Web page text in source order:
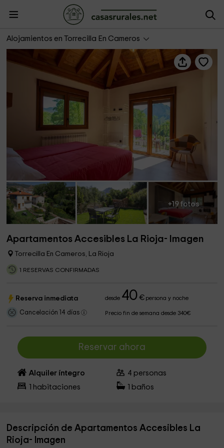
Alojamientos en Torrecilla En Cameros
Apartamentos Accesibles La Rioja- Imagen
+19 fotos
Apartamentos Accesibles La Rioja- Imagen
Torrecilla En Cameros, La Rioja
1 RESERVAS CONFIRMADAS
Reserva inmediata desde 40 €persona y noche
Cancelación 14 días Precio fin de semana desde 340€
Reservar ahora
Alquiler íntegro 4 personas
habitaciones baños
Descripción de Apartamentos Accesibles La
Rioja- Imagen